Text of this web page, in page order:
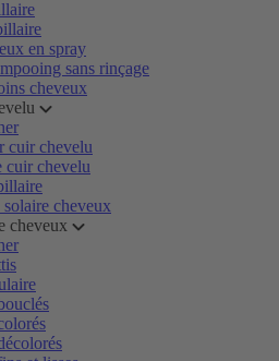
en spray
sans rinçage
cheveux
cuir chevelu
cuir chevelu
cheveux
cheveux